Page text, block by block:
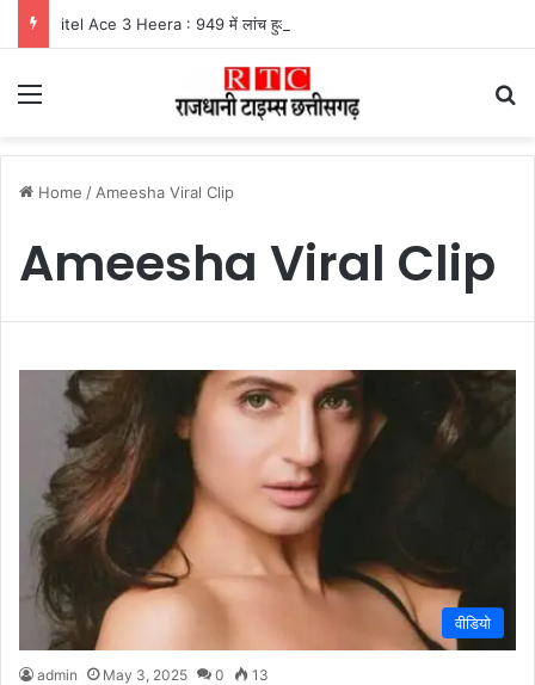
Menu
Home / Ameesha Viral Clip
Ameesha Viral Clip
वीडियो
admin May 3, 2025 0 13